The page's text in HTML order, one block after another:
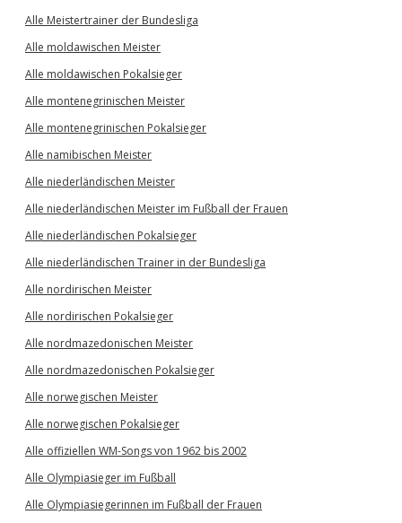
Alle Meistertrainer der Bundesliga
Alle moldawischen Meister
Alle moldawischen Pokalsieger
Alle montenegrinischen Meister
Alle montenegrinischen Pokalsieger
Alle namibischen Meister
Alle niederländischen Meister
Alle niederländischen Meister im Fußball der Frauen
Alle niederländischen Pokalsieger
Alle niederländischen Trainer in der Bundesliga
Alle nordirischen Meister
Alle nordirischen Pokalsieger
Alle nordmazedonischen Meister
Alle nordmazedonischen Pokalsieger
Alle norwegischen Meister
Alle norwegischen Pokalsieger
Alle offiziellen WM-Songs von 1962 bis 2002
Alle Olympiasieger im Fußball
Alle Olympiasiegerinnen im Fußball der Frauen